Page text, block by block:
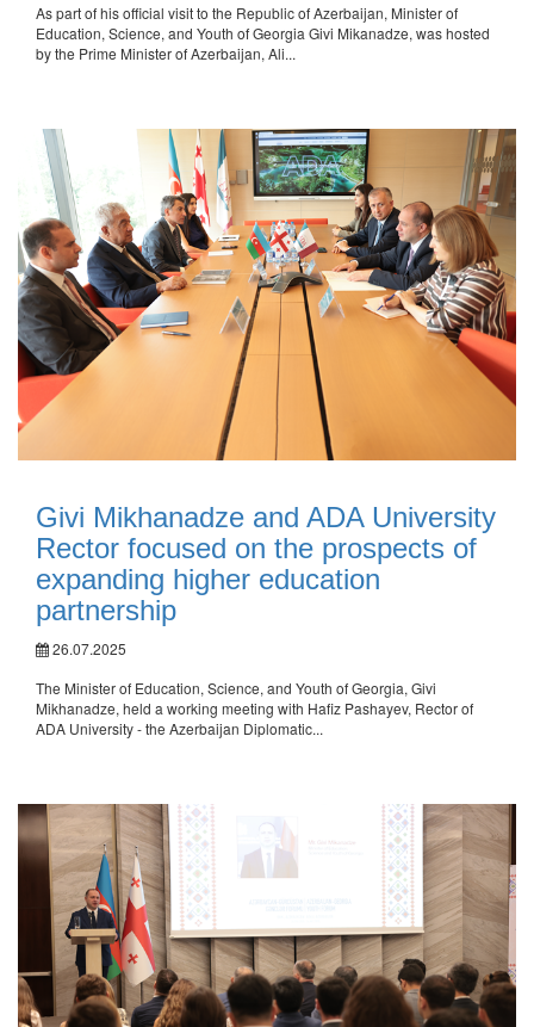
As part of his official visit to the Republic of Azerbaijan, Minister of
Education, Science, and Youth of Georgia Givi Mikanadze, was hosted
by the Prime Minister of Azerbaijan, Ali...
Givi Mikhanadze and ADA University
Rector focused on the prospects of
expanding higher education
partnership
26.07.2025
The Minister of Education, Science, and Youth of Georgia, Givi
Mikhanadze, held a working meeting with Hafiz Pashayev, Rector of
ADA University - the Azerbaijan Diplomatic...